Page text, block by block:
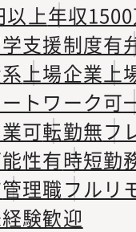
以上年収
支援制度有
上場企業上
トワーク可
可転勤無フ
性有時短勤
管理職フルリ
験歓迎